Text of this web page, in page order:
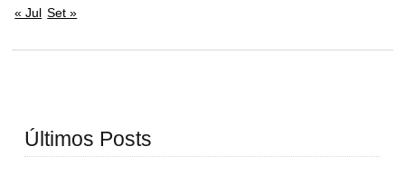
« Jul Set »
Últimos Posts